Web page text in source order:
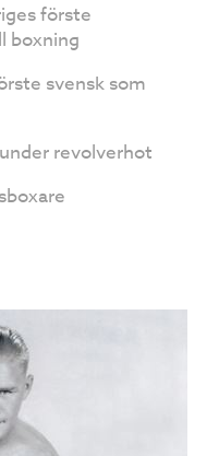
förste
boxning
svensk som
revolverhot